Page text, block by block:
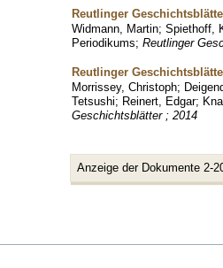
Reutlinger
Widmann, Martin; Spiethoff,
Periodikums; Reutlinger
Reutlinger
Morrissey, Christoph;
Tetsushi; Reinert, Edgar;
Geschichtsblätter ; 2014
Anzeige der Dokumente 2-